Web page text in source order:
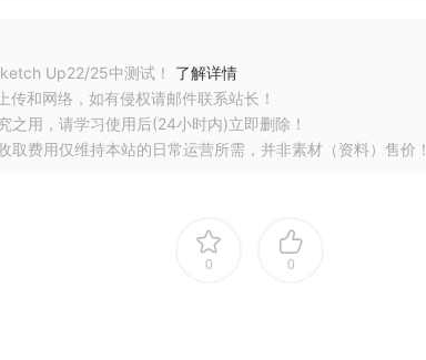
Up22/25中测试！ 了解详情
传和网络，如有侵权请邮件联系站长！
之用，请学习使用后(24小时内)立即删除！
取费用仅维持本站的日常运营所需，并非素材（资料）售价！
0 0